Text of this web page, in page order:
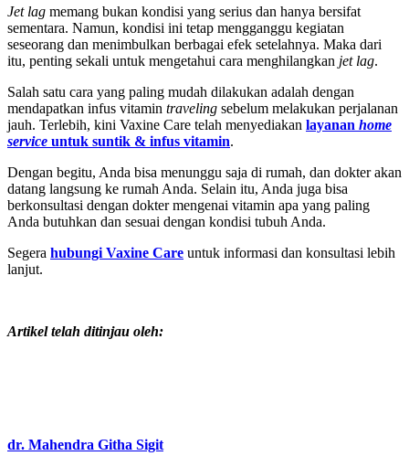
Jet lag memang bukan kondisi yang serius dan hanya bersifat
sementara. Namun, kondisi ini tetap mengganggu kegiatan
seseorang dan menimbulkan berbagai efek setelahnya. Maka dari
itu, penting sekali untuk mengetahui cara menghilangkan jet lag.
Salah satu cara yang paling mudah dilakukan adalah dengan
mendapatkan infus vitamin traveling sebelum melakukan perjalanan
jauh. Terlebih, kini Vaxine Care telah menyediakan layanan home
service untuk suntik & infus vitamin.
Dengan begitu, Anda bisa menunggu saja di rumah, dan dokter akan
datang langsung ke rumah Anda. Selain itu, Anda juga bisa
berkonsultasi dengan dokter mengenai vitamin apa yang paling
Anda butuhkan dan sesuai dengan kondisi tubuh Anda.
Segera hubungi Vaxine Care untuk informasi dan konsultasi lebih
lanjut.
Artikel telah ditinjau oleh:
dr. Mahendra Githa Sigit